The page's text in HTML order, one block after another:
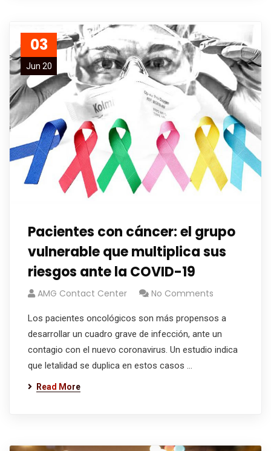
03
Jun 20
Pacientes con cáncer: el grupo
vulnerable que multiplica sus
riesgos ante la COVID-19
AMG Contact Center No Comments
Los pacientes oncológicos son más propensos a
desarrollar un cuadro grave de infección, ante un
contagio con el nuevo coronavirus. Un estudio indica
que letalidad se duplica en estos casos ...
Read More